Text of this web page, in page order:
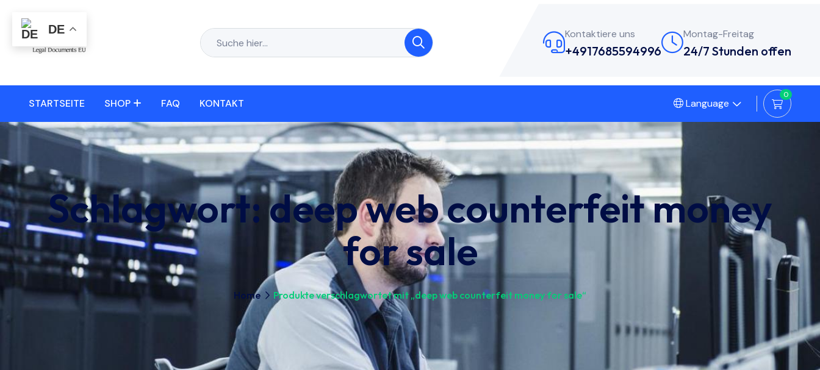
Kontaktiere uns
+4917685594996
Montag-Freitag
24/7 Stunden offen
STARTSEITE SHOP FAQ KONTAKT Language
0
Schlagwort:deep web counterfeit money
for sale
Home Produkte verschlagwortet mit „deep web counterfeit money for sale“
DE